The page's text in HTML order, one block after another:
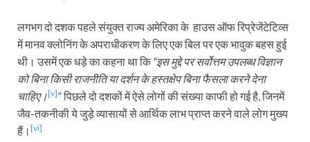
लगभग दो दशक पहले संयुक्त राज्य अमेरिका के हाउस ऑफ रिप्रेजेंटेटिव्स
में मानव क्लोनिंग के अपराधीकरण के लिए एक बिल पर एक भावुक बहस हुई
थी। उसमें एक धड़े का कहना था कि “इसमुद्देपरसर्वोत्तमउपलब्धविज्ञान
कोबिनाकिसीराजनीतियादर्शनकेहस्तक्षेपबिनाफैसलाकरनेदेना
चाहिए।[v]” पिछले दो दशकों में ऐसे लोगों की संख्या काफी हो गई है, जिनमें
जैव-तकनीकी ये जुड़े व्यासायों से आर्थिक लाभ प्राप्त करने वाले लोग मुख्य
हैं। [vi]